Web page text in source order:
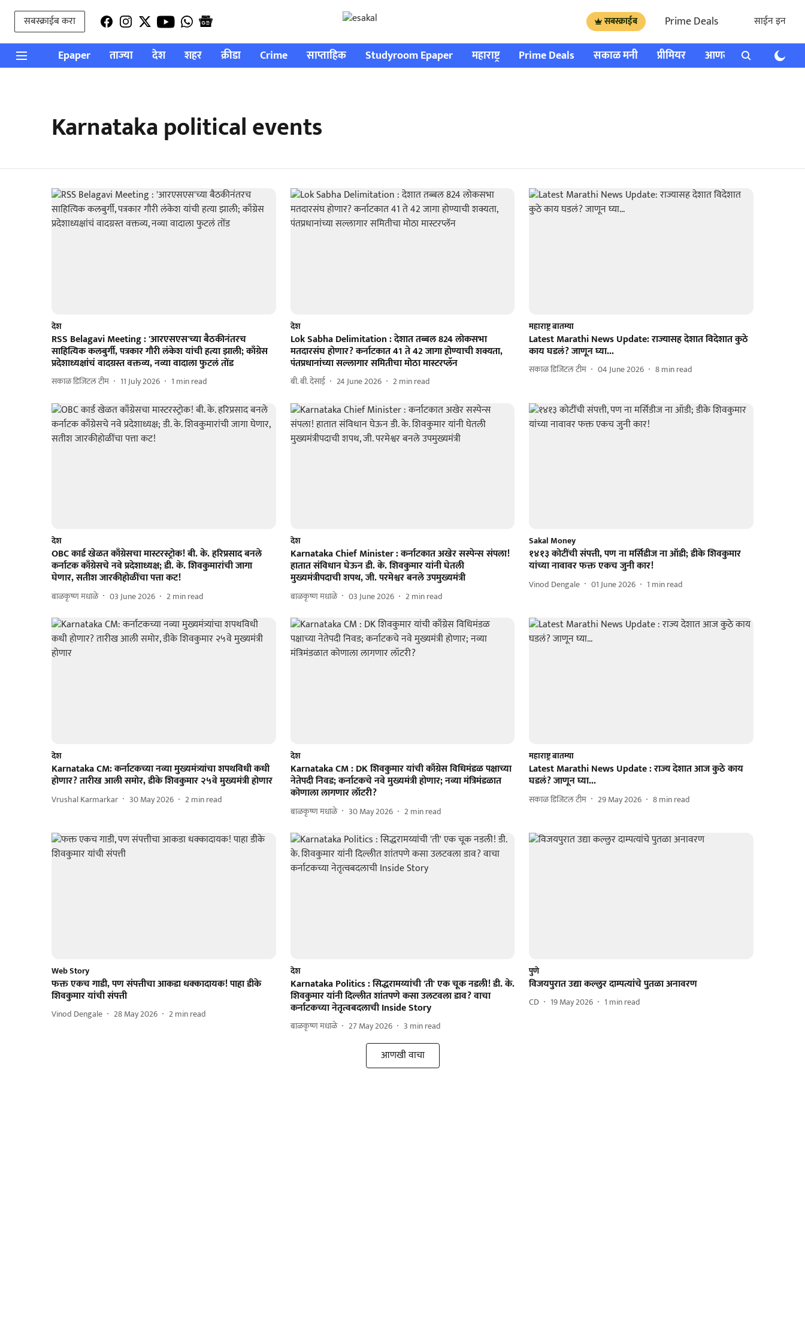
सबस्क्राईब करा सबस्क्राईब Prime Deals साईन इन
Epaper ताज्या देश शहर क्रीडा Crime साप्ताहिक Studyroom Epaper महाराष्ट्र Prime Deals सकाळ मनी प्रीमियर आणखी राशी भविष्य
Karnataka political events
देश
RSS Belagavi Meeting : 'आरएसएस'च्या बैठकीनंतरच
साहित्यिक कलबुर्गी, पत्रकार गौरी लंकेश यांची हत्या झाली; काँग्रेस
प्रदेशाध्यक्षांचं वादग्रस्त वक्तव्य, नव्या वादाला फुटलं तोंड
सकाळ डिजिटल टीम 11 July 2026 1 min read
देश
Lok Sabha Delimitation : देशात तब्बल 824 लोकसभा
मतदारसंघ होणार? कर्नाटकात 41 ते 42 जागा होण्याची शक्यता,
पंतप्रधानांच्या सल्लागार समितीचा मोठा मास्टरप्लॅन
बी. बी. देसाई 24 June 2026 2min read
महाराष्ट्र बातम्या
Latest Marathi News Update: राज्यासह देशात विदेशात कुठे
काय घडलं? जाणून घ्या...
सकाळ डिजिटल टीम 04 June 2026 8min read
देश
OBC कार्ड खेळत काँग्रेसचा मास्टरस्ट्रोक! बी. के. हरिप्रसाद बनले
कर्नाटक काँग्रेसचे नवे प्रदेशाध्यक्ष; डी. के. शिवकुमारांची जागा
घेणार, सतीश जारकीहोळींचा पत्ता कट!
बाळकृष्ण मधाळे 03 June 2026 2min read
देश
Karnataka Chief Minister : कर्नाटकात अखेर सस्पेन्स संपला!
हातात संविधान घेऊन डी. के. शिवकुमार यांनी घेतली
मुख्यमंत्रीपदाची शपथ, जी. परमेश्वर बनले उपमुख्यमंत्री
बाळकृष्ण मधाळे 03 June 2026 2min read
Sakal Money
१४१३ कोटींची संपत्ती, पण ना मर्सिडीज ना ऑडी; डीके शिवकुमार
यांच्या नावावर फक्त एकच जुनी कार!
Vinod Dengale 01 June 2026 1 min read
देश
Karnataka CM: कर्नाटकच्या नव्या मुख्यमंत्र्यांचा शपथविधी कधी
होणार? तारीख आली समोर, डीके शिवकुमार २५वे मुख्यमंत्री होणार
Vrushal Karmarkar 30 May 2026 2min read
देश
Karnataka CM : DK शिवकुमार यांची काँग्रेस विधिमंडळ पक्षाच्या
नेतेपदी निवड; कर्नाटकचे नवे मुख्यमंत्री होणार; नव्या मंत्रिमंडळात
कोणाला लागणार लॉटरी?
बाळकृष्ण मधाळे 30 May 2026 2min read
महाराष्ट्र बातम्या
Latest Marathi News Update : राज्य देशात आज कुठे काय
घडलं? जाणून घ्या...
सकाळ डिजिटल टीम 29 May 2026 8min read
Web Story
फक्त एकच गाडी, पण संपत्तीचा आकडा धक्कादायक! पाहा डीके
शिवकुमार यांची संपत्ती
Vinod Dengale 28 May 2026 2min read
देश
Karnataka Politics : सिद्धरामय्यांची 'ती' एक चूक नडली! डी. के.
शिवकुमार यांनी दिल्लीत शांतपणे कसा उलटवला डाव? वाचा
कर्नाटकच्या नेतृत्वबदलाची Inside Story
बाळकृष्ण मधाळे 27 May 2026 3 min read
पुणे
विजयपुरात उद्या कल्लुर दाम्पत्यांचे पुतळा अनावरण
CD 19 May 2026 1 min read
आणखी वाचा